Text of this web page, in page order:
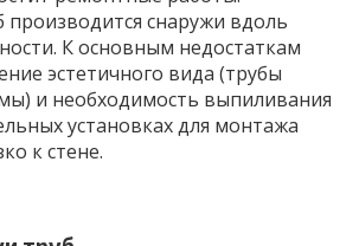
снаружи вдоль
К основным недостаткам
эстетичного вида (трубы
и необходимость выпиливания
установках для монтажа
к стене.